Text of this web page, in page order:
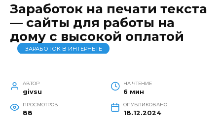
Заработок на печати текста
— сайты для работы на
дому с высокой оплатой
ЗАРАБОТОК В ИНТЕРНЕТЕ
АВТОР
givsu
НА ЧТЕНИЕ
6 мин
ПРОСМОТРОВ
88
ОПУБЛИКОВАНО
18.12.2024